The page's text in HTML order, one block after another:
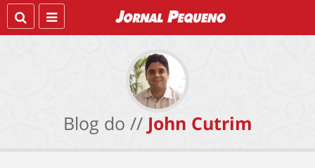
Blog do // John Cutrim